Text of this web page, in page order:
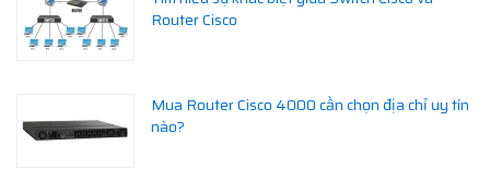
Router Cisco
Mua Router Cisco 4000 cần chọn địa chỉ uy tín
nào?